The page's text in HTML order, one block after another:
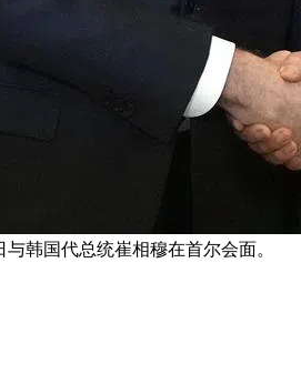
韩国代总统崔相穆在首尔会面。